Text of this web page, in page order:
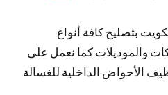
بتصليح كافة أنواع
والموديلات كما نعمل على
الأحواض الداخلية للغسالة